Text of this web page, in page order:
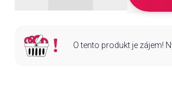
O tento produkt je zájem!